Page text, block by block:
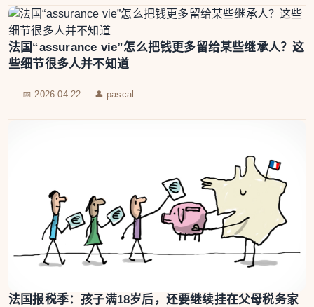
法国“assurance vie”怎么把钱更多留给某些继承人？这
些细节很多人并不知道
📅 2026-04-22 👤 pascal
法国报税季：孩子满18岁后，还要继续挂在父母税务家